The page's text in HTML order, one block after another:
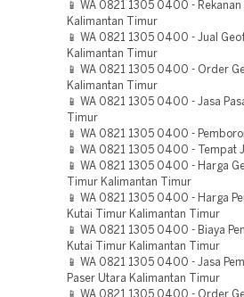
📱 WA 0821 1305 0400 -
Kalimantan Timur
📱 WA 0821 1305 0400 - Jual
Kalimantan Timur
📱 WA 0821 1305 0400 - Order
Kalimantan Timur
📱 WA 0821 1305 0400 - Jasa
Timur
📱 WA 0821 1305 0400 -
📱 WA 0821 1305 0400 - Tempat
📱 WA 0821 1305 0400 - Harga
Timur Kalimantan Timur
📱 WA 0821 1305 0400 - Harga
Kutai Timur Kalimantan Timur
📱 WA 0821 1305 0400 - Biaya
Kutai Timur Kalimantan Timur
📱 WA 0821 1305 0400 - Jasa
Paser Utara Kalimantan Timur
📱 WA 0821 1305 0400 - Order